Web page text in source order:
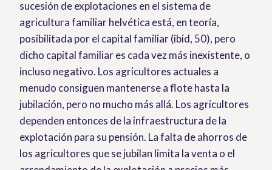
sucesión de explotaciones en el sistema de
agricultura familiar helvética está, en teoría,
posibilitada por el capital familiar (ibid, 50), pero
dicho capital familiar es cada vez más inexistente, o
incluso negativo. Los agricultores actuales a
menudo consiguen mantenerse a flote hasta la
jubilación, pero no mucho más allá. Los agricultores
dependen entonces de la infraestructura de la
explotación para su pensión. La falta de ahorros de
los agricultores que se jubilan limita la venta o el